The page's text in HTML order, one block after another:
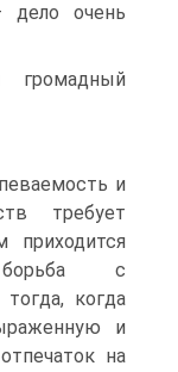
дело очень
громадный
и
требует
борьба с
когда
и
на